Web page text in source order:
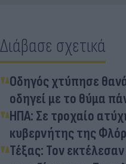
Διάβασε σχετικά
Οδηγός χτύπησε
οδηγεί με το θύμα
ΗΠΑ: Σε τροχαίο
κυβερνήτης της
Τέξας: Τον